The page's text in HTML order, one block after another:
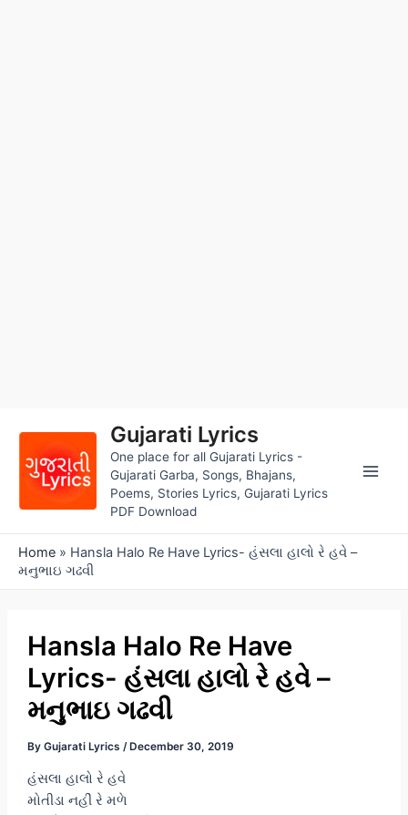
content
Gujarati Lyrics
One place for all Gujarati Lyrics -
Gujarati Garba, Songs, Bhajans,
Poems, Stories Lyrics, Gujarati Lyrics
PDF Download
Home » Hansla Halo Re Have Lyrics- હંસલા હાલો રે હવે –
મનુભાઇ ગઢવી
Hansla Halo Re Have
Lyrics- હંસલા હાલો રે હવે –
મનુભાઇ ગઢવી
By Gujarati Lyrics / December 30, 2019
હંસલા હાલો રે હવે
મોતીડા નહીં રે મળે